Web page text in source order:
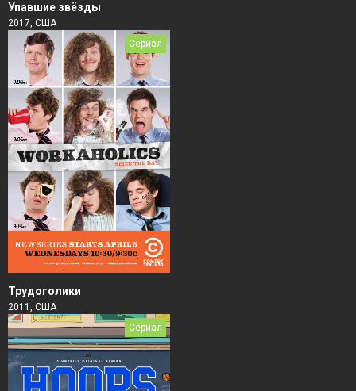
Упавшие звёзды
2017, США
Сериал
Трудоголики
2011, США
Сериал